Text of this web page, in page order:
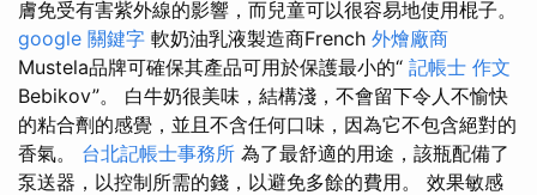
膚免受有害紫外線的影響，而兒童可以很容易地使用棍子。
google 關鍵字 軟奶油乳液製造商French 外燴廠商
Mustela品牌可確保其產品可用於保護最小的“ 記帳士 作文
Bebikov”。 白牛奶很美味，結構淺，不會留下令人不愉快
的粘合劑的感覺，並且不含任何口味，因為它不包含絕對的
香氣。 台北記帳士事務所 為了最舒適的用途，該瓶配備了
泵送器，以控制所需的錢，以避免多餘的費用。 效果敏感